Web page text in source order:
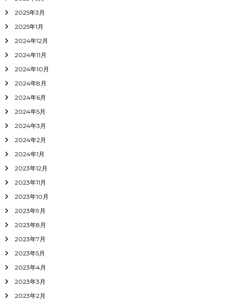
2025年3月
2025年1月
2024年12月
2024年11月
2024年10月
2024年8月
2024年6月
2024年5月
2024年3月
2024年2月
2024年1月
2023年12月
2023年11月
2023年10月
2023年9月
2023年8月
2023年7月
2023年5月
2023年4月
2023年3月
2023年2月